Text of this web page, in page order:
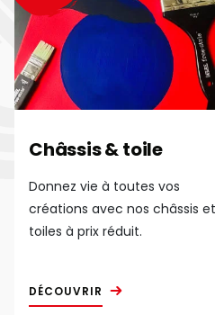
Châssis & toile
Donnez vie à toutes vos
créations avec nos châssis et
toiles à prix réduit.
DÉCOUVRIR